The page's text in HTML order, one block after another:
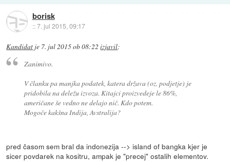
borisk
::7. jul 2015, 09:17
Kandidat je 7. jul 2015 ob 08:22 izjavil:
Zanimivo.
V članku pa manjka podatek, katera država (oz. podjetje) je
pridobila na deležu izvoza. Kitajci proizvedeje le 86%,
američane še vedno ne delajo nič. Kdo potem.
Mogoče kakšna Indija, Avstralija?
pred časom sem bral da indonezija --> island of bangka kjer je
sicer povdarek na kositru, ampak je "precej" ostalih elementov.